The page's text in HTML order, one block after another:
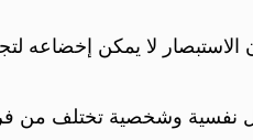
لا يمكن إخضاعه
نفسية وشخصية تختلف من